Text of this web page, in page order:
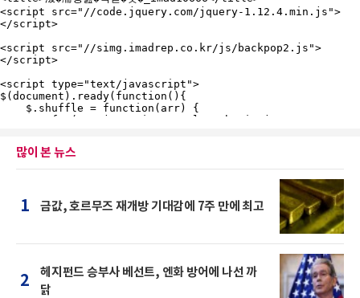
많이 본 뉴스
1 금값, 호르무즈 재개방 기대감에 7주 만에 최고
2
헤지펀드 승부사 베선트, 엔화 방어에 나선 까
닭